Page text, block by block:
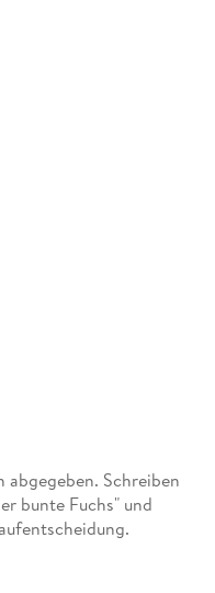
abgegeben. Schreiben
bunte Fuchs" und